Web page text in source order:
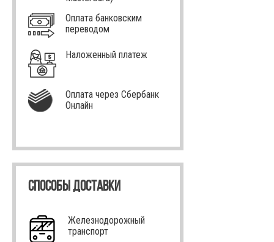
Оплата банковским
переводом
Наложенный платеж
Оплата через Сбербанк
Онлайн
СПОСОБЫ ДОСТАВКИ
Железнодорожный
транспорт